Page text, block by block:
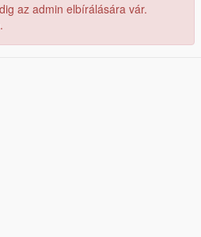
az admin elbírálására vár.